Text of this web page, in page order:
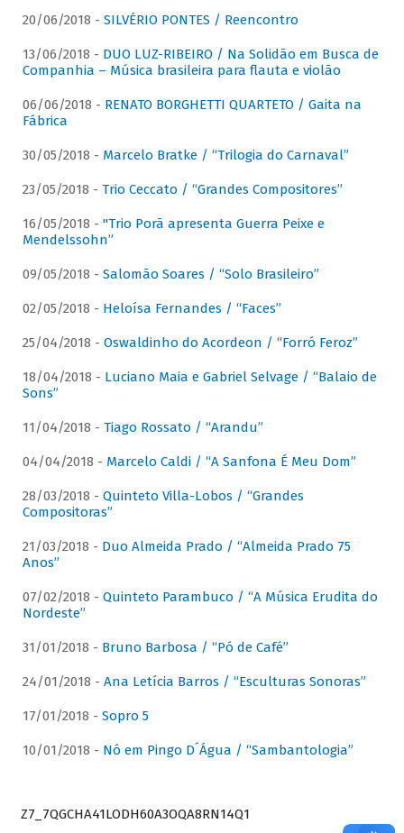
20/06/2018 - SILVÉRIO PONTES / Reencontro
13/06/2018 - DUO LUZ-RIBEIRO / Na Solidão em Busca de
Companhia – Música brasileira para flauta e violão
06/06/2018 - RENATO BORGHETTI QUARTETO / Gaita na
Fábrica
30/05/2018 - Marcelo Bratke / “Trilogia do Carnaval”
23/05/2018 - Trio Ceccato / “Grandes Compositores”
16/05/2018 - "Trio Porã apresenta Guerra Peixe e
Mendelssohn”
09/05/2018 - Salomão Soares / “Solo Brasileiro”
02/05/2018 - Heloísa Fernandes / “Faces”
25/04/2018 - Oswaldinho do Acordeon / “Forró Feroz”
18/04/2018 - Luciano Maia e Gabriel Selvage / “Balaio de
Sons”
11/04/2018 - Tiago Rossato / “Arandu”
04/04/2018 - Marcelo Caldi / “A Sanfona É Meu Dom”
28/03/2018 - Quinteto Villa-Lobos / “Grandes
Compositoras”
21/03/2018 - Duo Almeida Prado / “Almeida Prado 75
Anos”
07/02/2018 - Quinteto Parambuco / “A Música Erudita do
Nordeste”
31/01/2018 - Bruno Barbosa / “Pó de Café”
24/01/2018 - Ana Letícia Barros / “Esculturas Sonoras”
17/01/2018 - Sopro 5
10/01/2018 - Nó em Pingo D´Água / “Sambantologia”
Z7_7QGCHA41LODH60A3OQA8RN14Q1